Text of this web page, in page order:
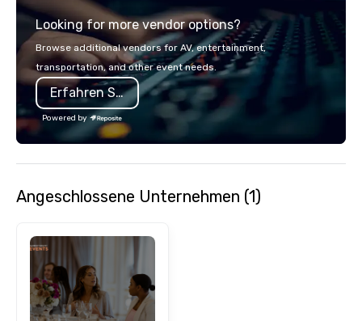
Looking for more vendor options?
Browse additional vendors for AV, entertainment,
transportation, and other event needs.
Erfahren Sie mehr
Powered by
Angeschlossene Unternehmen (1)